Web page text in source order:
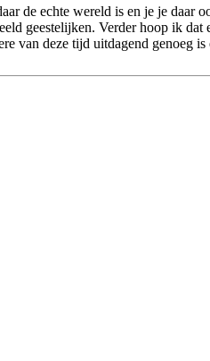
de echte wereld is en je je daar
geestelijken. Verder hoop ik dat
van deze tijd uitdagend genoeg